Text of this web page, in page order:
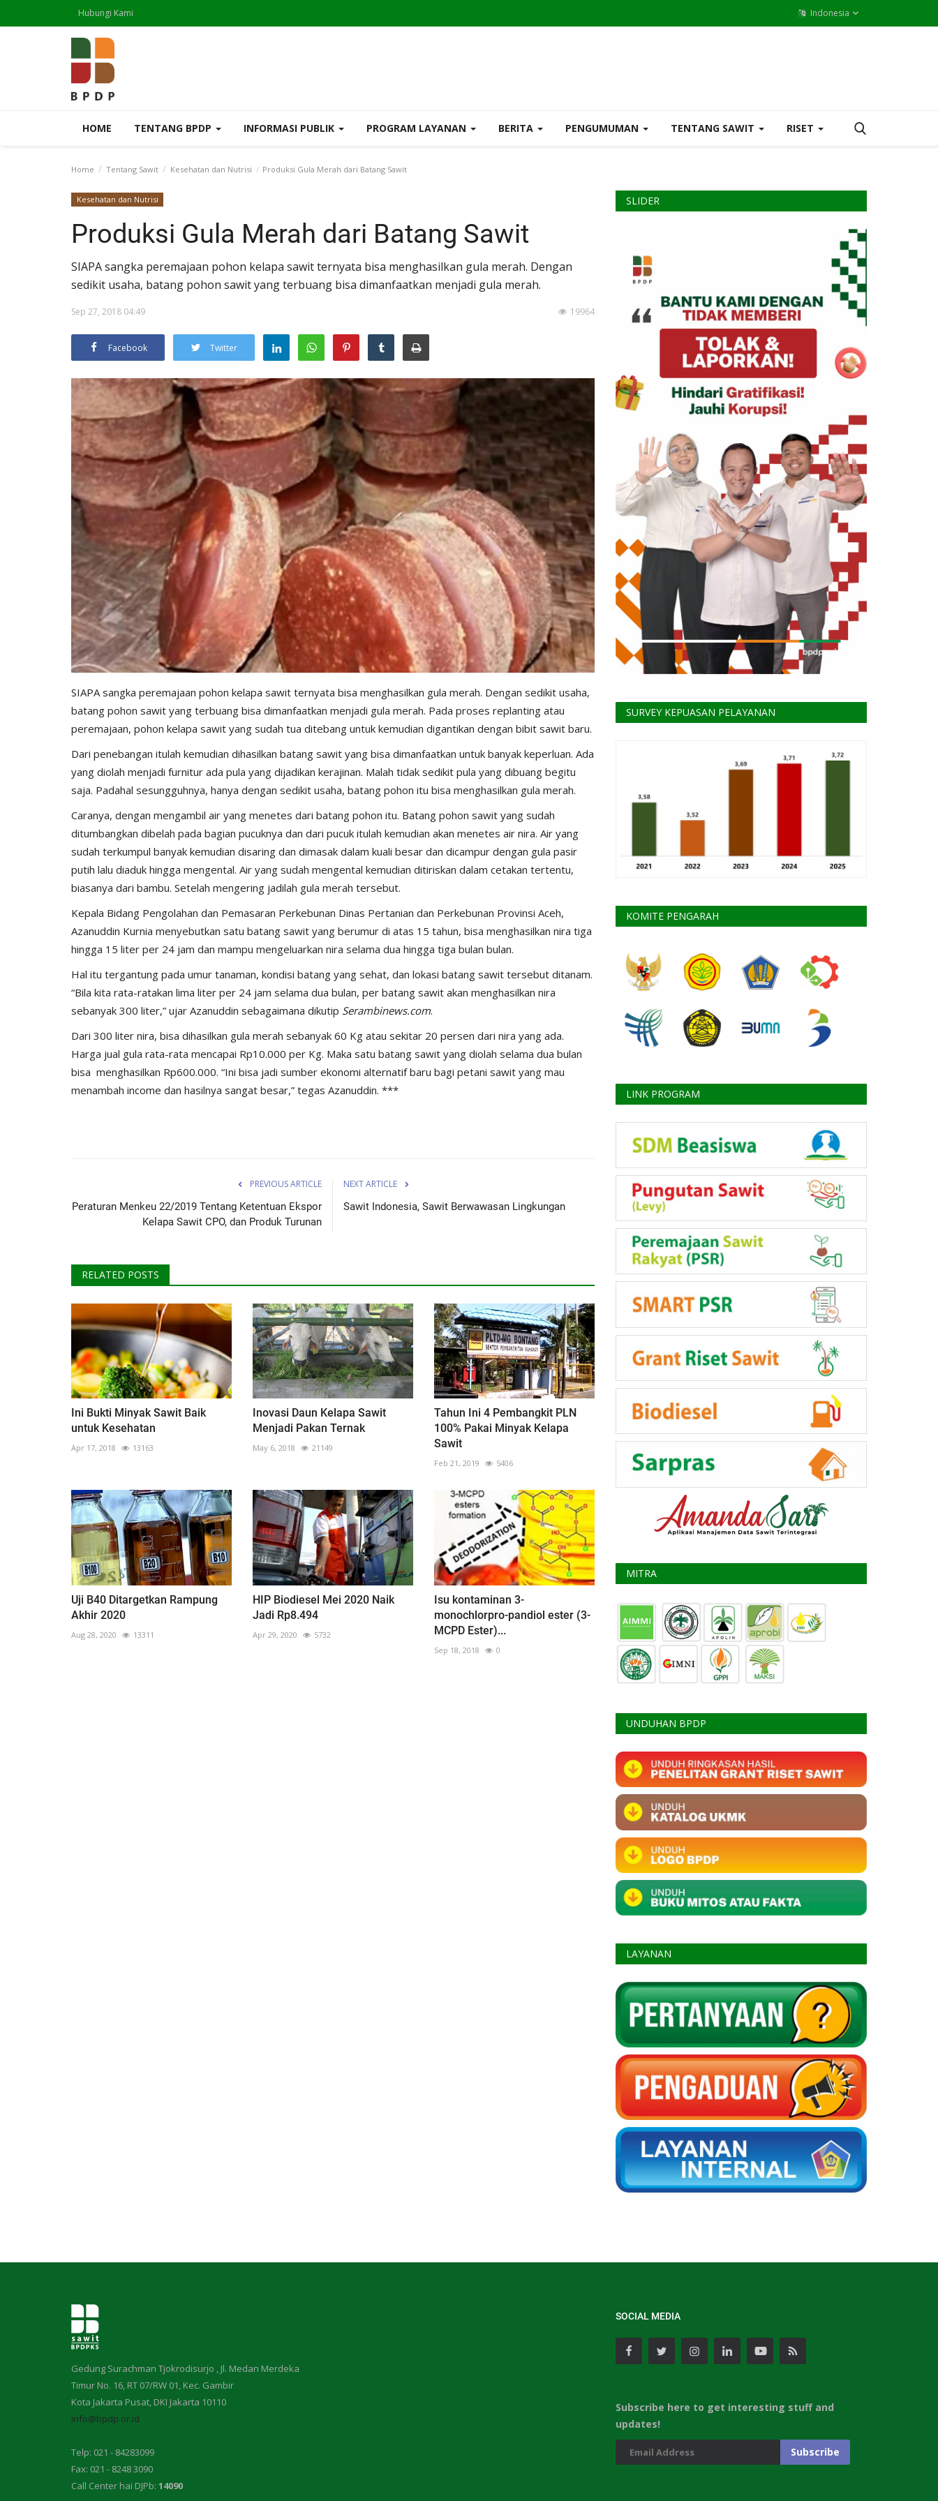
Hubungi Kami Indonesia
HOME TENTANG BPDP INFORMASI PUBLIK PROGRAM LAYANAN BERITA PENGUMUMAN TENTANG SAWIT RISET
Home Tentang Sawit Kesehatan dan Nutrisi Produksi Gula Merah dari Batang Sawit
Kesehatan dan Nutrisi
Produksi Gula Merah dari Batang Sawit
SIAPA sangka peremajaan pohon kelapa sawit ternyata bisa menghasilkan gula merah. Dengan
sedikit usaha, batang pohon sawit yang terbuang bisa dimanfaatkan menjadi gula merah.
Sep 27, 2018 04:49 19964
Facebook Twitter
SIAPA sangka peremajaan pohon kelapa sawit ternyata bisa menghasilkan gula merah. Dengan sedikit usaha,
batang pohon sawit yang terbuang bisa dimanfaatkan menjadi gula merah. Pada proses replanting atau
peremajaan, pohon kelapa sawit yang sudah tua ditebang untuk kemudian digantikan dengan bibit sawit baru.
Dari penebangan itulah kemudian dihasilkan batang sawit yang bisa dimanfaatkan untuk banyak keperluan. Ada
yang diolah menjadi furnitur ada pula yang dijadikan kerajinan. Malah tidak sedikit pula yang dibuang begitu
saja. Padahal sesungguhnya, hanya dengan sedikit usaha, batang pohon itu bisa menghasilkan gula merah.
Caranya, dengan mengambil air yang menetes dari batang pohon itu. Batang pohon sawit yang sudah
ditumbangkan dibelah pada bagian pucuknya dan dari pucuk itulah kemudian akan menetes air nira. Air yang
sudah terkumpul banyak kemudian disaring dan dimasak dalam kuali besar dan dicampur dengan gula pasir
putih lalu diaduk hingga mengental. Air yang sudah mengental kemudian ditiriskan dalam cetakan tertentu,
biasanya dari bambu. Setelah mengering jadilah gula merah tersebut.
Kepala Bidang Pengolahan dan Pemasaran Perkebunan Dinas Pertanian dan Perkebunan Provinsi Aceh,
Azanuddin Kurnia menyebutkan satu batang sawit yang berumur di atas 15 tahun, bisa menghasilkan nira tiga
hingga 15 liter per 24 jam dan mampu mengeluarkan nira selama dua hingga tiga bulan bulan.
Hal itu tergantung pada umur tanaman, kondisi batang yang sehat, dan lokasi batang sawit tersebut ditanam.
“Bila kita rata-ratakan lima liter per 24 jam selama dua bulan, per batang sawit akan menghasilkan nira
sebanyak 300 liter,” ujar Azanuddin sebagaimana dikutip Serambinews.com.
Dari 300 liter nira, bisa dihasilkan gula merah sebanyak 60 Kg atau sekitar 20 persen dari nira yang ada.
Harga jual gula rata-rata mencapai Rp10.000 per Kg. Maka satu batang sawit yang diolah selama dua bulan
bisa menghasilkan Rp600.000. “Ini bisa jadi sumber ekonomi alternatif baru bagi petani sawit yang mau
menambah income dan hasilnya sangat besar,” tegas Azanuddin. ***
PREVIOUS ARTICLE
Peraturan Menkeu 22/2019 Tentang Ketentuan Ekspor
Kelapa Sawit CPO, dan Produk Turunan
NEXT ARTICLE
Sawit Indonesia, Sawit Berwawasan Lingkungan
RELATED POSTS
Ini Bukti Minyak Sawit Baik
untuk Kesehatan
Apr 17, 2018 13163
Inovasi Daun Kelapa Sawit
Menjadi Pakan Ternak
May 6, 2018 21149
Tahun Ini 4 Pembangkit PLN
100% Pakai Minyak Kelapa
Sawit
Feb 21, 2019 5406
Uji B40 Ditargetkan Rampung
Akhir 2020
Aug 28, 2020 13311
HIP Biodiesel Mei 2020 Naik
Jadi Rp8.494
Apr 29, 2020 5732
Isu kontaminan 3-
monochlorpro-pandiol ester (3-
MCPD Ester)...
Sep 18, 2018 0
SLIDER
SURVEY KEPUASAN PELAYANAN
KOMITE PENGARAH
LINK PROGRAM
MITRA
UNDUHAN BPDP
LAYANAN
Gedung Surachman Tjokrodisurjo , Jl. Medan Merdeka
Timur No. 16, RT 07/RW 01, Kec. Gambir
Kota Jakarta Pusat, DKI Jakarta 10110
info@bpdp.or.id
Telp: 021 - 84283099
Fax: 021 - 8248 3090
Call Center hai DJPb: 14090
SOCIAL MEDIA
Subscribe here to get interesting stuff and
updates!